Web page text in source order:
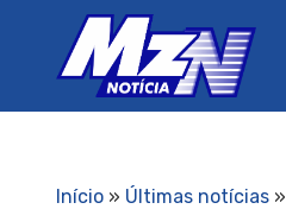
Início» Últimas notícias»